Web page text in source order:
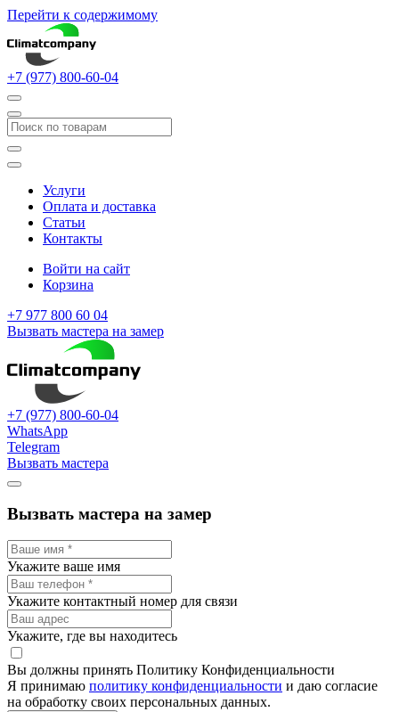
Перейти к содержимому
+7 (977) 800-60-04
Услуги
Оплата и доставка
Статьи
Контакты
Войти на сайт
Корзина
+7 977 800 60 04
Вызвать мастера на замер
+7 (977) 800-60-04
WhatsApp
Telegram
Вызвать мастера
Вызвать мастера на замер
Укажите ваше имя
Укажите контактный номер для связи
Укажите, где вы находитесь
Вы должны принять Политику Конфиденциальности
Я принимаю политику конфиденциальности и даю согласие
на обработку своих персональных данных.